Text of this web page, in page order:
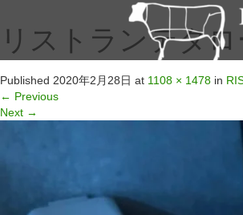
リストランテタ
Published 2020年2月28日 at 1108 × 1478 in
← Previous
Next →